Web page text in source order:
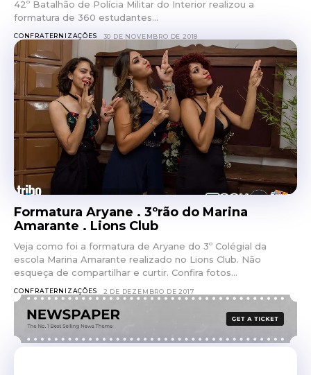
42º Batalhão de Polícia Militar do Interior realizou a
formatura de 360 estudantes...
CONFRATERNIZAÇÕES 30 DE NOVEMBRO DE 2018
Formatura Aryane . 3ºrão do Marina
Amarante . Lions Club
Veja como foi a formatura de Aryane do 3º Colégial da
escola Marina Amarante realizado no Lions Club. Não
esqueça de compartilhar e curtir. Confira fotos...
CONFRATERNIZAÇÕES 2 DE DEZEMBRO DE 2017